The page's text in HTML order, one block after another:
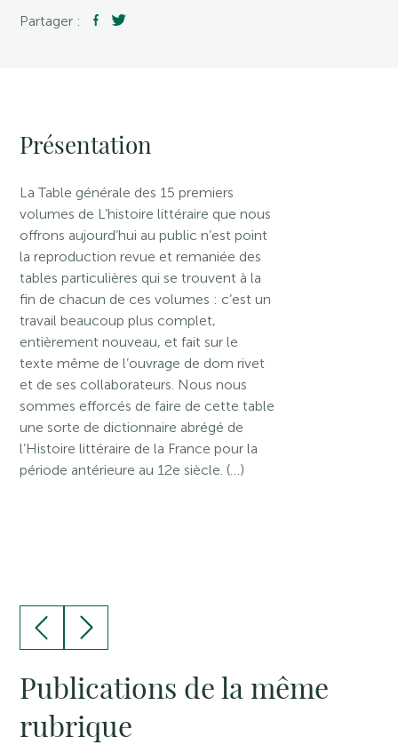
Partager :
Présentation
La Table générale des 15 premiers
volumes de L’histoire littéraire que nous
offrons aujourd’hui au public n’est point
la reproduction revue et remaniée des
tables particulières qui se trouvent à la
fin de chacun de ces volumes : c’est un
travail beaucoup plus complet,
entièrement nouveau, et fait sur le
texte même de l’ouvrage de dom rivet
et de ses collaborateurs. Nous nous
sommes efforcés de faire de cette table
une sorte de dictionnaire abrégé de
l’Histoire littéraire de la France pour la
période antérieure au 12e siècle. (…)
Publications de la même
rubrique